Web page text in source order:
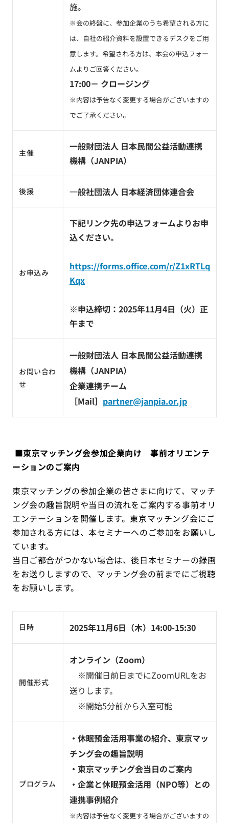
施。
※会の終盤に、参加企業のうち希望される方に
は、自社の紹介資料を設置できるデスクをご用
意します。希望される方は、本会の申込フォー
ムよりご回答ください。
17:00－ クロージング
※内容は予告なく変更する場合がございますの
でご了承ください。
主催
一般財団法人 日本民間公益活動連携
機構（JANPIA）
後援 一般社団法人 日本経済団体連合会
お申込み
下記リンク先の申込フォームよりお申
込ください。
https://forms.office.com/r/Z1xRTLq
Kqx
※申込締切：2025年11月4日（火）正
午まで
お問い合わ
せ
一般財団法人 日本民間公益活動連携
機構（JANPIA）
企業連携チーム
［Mail］ partner@janpia.or.jp
■東京マッチング会参加企業向け 事前オリエンテ
ーションのご案内
東京マッチングの参加企業の皆さまに向けて、マッチ
ング会の趣旨説明や当日の流れをご案内する事前オリ
エンテーションを開催します。東京マッチング会にご
参加される方には、本セミナーへのご参加をお願いし
ています。
当日ご都合がつかない場合は、後日本セミナーの録画
をお送りしますので、マッチング会の前までにご視聴
をお願いします。
日時 2025年11月6日（木）14:00-15:30
開催形式
オンライン（Zoom）
※開催日前日までにZoomURLをお
送りします。
※開始5分前から入室可能
プログラム
・休眠預金活用事業の紹介、東京マッ
チング会の趣旨説明
・東京マッチング会当日のご案内
・企業と休眠預金活用（NPO等）との
連携事例紹介
※内容は予告なく変更する場合がございますの